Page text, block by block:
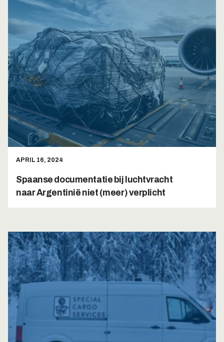
APRIL 16, 2024
Spaanse documentatie bij luchtvracht
naar Argentinië niet (meer) verplicht